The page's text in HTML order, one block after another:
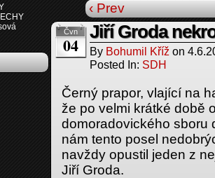
‹ Prev
Čvn
04
Jiří Groda
By Bohumil Kříž on
Posted In: SDH
Černý prapor, vlající na
že po velmi krátké době
domoradovického sboru
nám tento posel
navždy opustil jeden z
Jiří Groda.